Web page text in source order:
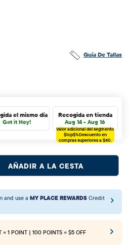
Guía De Tallas
el mismo día
Get it Hoy!
Recogida en tienda
Aug 14 - Aug 16
Valor adicional del segmento
$tcp$%Descuento en
compras superiores a $40.
AÑADIR A LA CESTA
and use a MY PLACE REWARDS Credit
= 1 POINT | 100 POINTS = $5 OFF